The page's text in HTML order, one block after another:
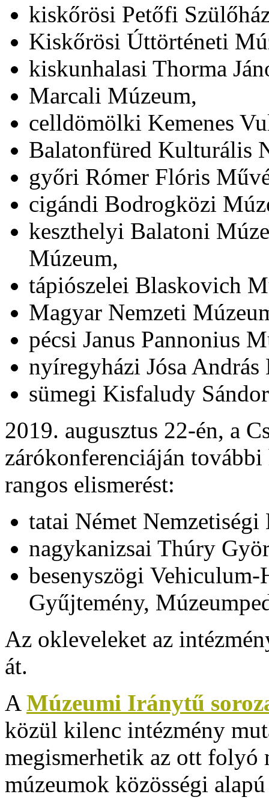
kiskőrösi Petőfi
Kiskőrösi Úttörténeti
kiskunhalasi Thorma
Marcali Múzeum,
celldömölki Kemenes
Balatonfüred Kulturális
győri Rómer Flóris
cigándi Bodrogközi
keszthelyi Balatoni
Múzeum,
tápiószelei Blaskovich
Magyar Nemzeti
pécsi Janus Pannonius
nyíregyházi Jósa András
sümegi Kisfaludy
2019. augusztus 22-én, a
zárókonferenciáján
rangos elismerést:
tatai Német Nemzetiségi
nagykanizsai Thúry
besenyszögi Vehiculum-
Gyűjtemény,
Az okleveleket az
át.
A Múzeumi Iránytű
közül kilenc intézmény
megismerhetik az ott folyó
múzeumok közösségi